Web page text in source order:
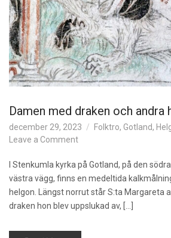
Damen med draken och andra
december 29, 2023 Folktro, Gotland,
Leave a Commento
D
a
m
I Stenkumla kyrka på Gotland, på den
västra vägg, finns en medeltida
helgon. Längst norrut står S:ta Margareta
draken hon blev uppslukad av, […]